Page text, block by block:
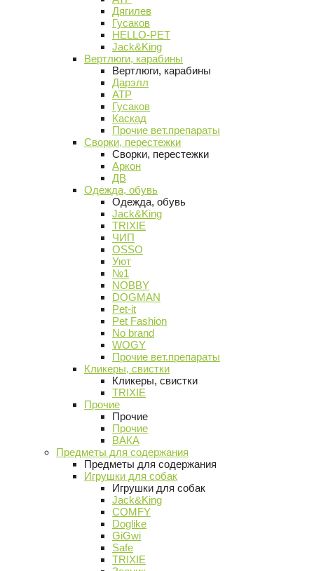
Дягилев
Гусаков
HELLO-PET
Jack&King
Вертлюги, карабины
Вертлюги, карабины
Дарэлл
АТР
Гусаков
Каскад
Прочие вет.препараты
Сворки, перестежки
Сворки, перестежки
Аркон
ДВ
Одежда, обувь
Одежда, обувь
Jack&King
TRIXIE
ЧИП
OSSO
Уют
№1
NOBBY
DOGMAN
Pet-it
Pet Fashion
No brand
WOGY
Прочие вет.препараты
Кликеры, свистки
Кликеры, свистки
TRIXIE
Прочие
Прочие
Прочие
ВАКА
Предметы для содержания
Предметы для содержания
Игрушки для собак
Игрушки для собак
Jack&King
COMFY
Doglike
GiGwi
Safe
TRIXIE